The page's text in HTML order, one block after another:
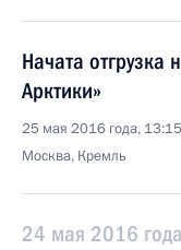
Начата отгрузка
Арктики»
25 мая 2016 года, 13:15
Москва, Кремль
24 мая 2016